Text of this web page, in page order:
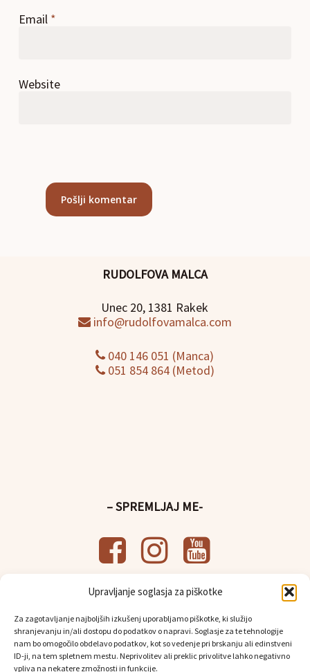
Upravljanje soglasja za piškotke
Za zagotavljanje najboljših izkušenj uporabljamo piškotke, ki služijo
shranjevanju in/ali dostopu do podatkov o napravi. Soglasje za te tehnologije
nam bo omogočilo obdelavo podatkov, kot so vedenje pri brskanju ali edinstveni
ID-ji, na tem spletnem mestu. Neprivolitev ali preklic privolitve lahko negativno
vpliva na nekatere zmožnosti in funkcije.
Email *
Website
RUDOLFOVA MALCA
Unec 20, 1381 Rakek
info@rudolfovamalca.com
040 146 051 (Manca)
051 854 864 (Metod)
– SPREMLJAJ ME-
– UPORABNE POVEZAVE-
Splošni pogoji poslovanja
Politikavarstva osebnih podatkov
Osebni prevzem in dostava